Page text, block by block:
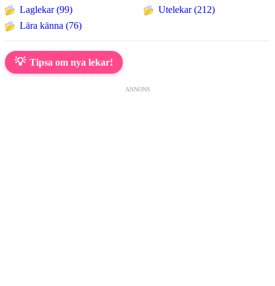
Laglekar (99)
Lära känna (76)
Utelekar (212)
💡 Tipsa om nya lekar!
ANNONS